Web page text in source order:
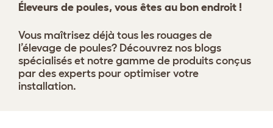
Éleveurs de poules, vous êtes au bon endroit !
Vous maîtrisez déjà tous les rouages de
l’élevage de poules? Découvrez nos blogs
spécialisés et notre gamme de produits conçus
par des experts pour optimiser votre
installation.